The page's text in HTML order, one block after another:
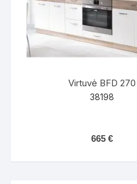
Virtuvė BFD 270
38198
665 €